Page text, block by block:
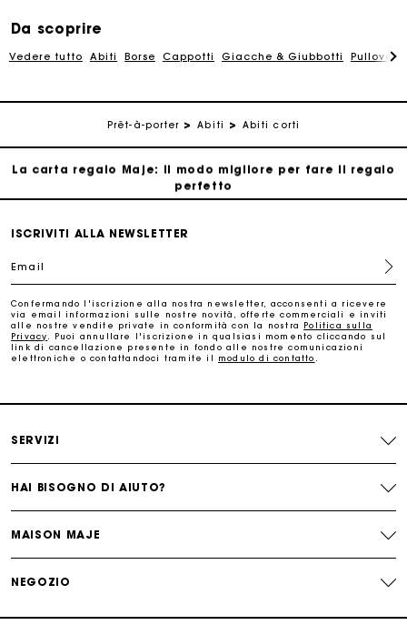
Da scoprire
Vedere tutto Abiti Borse Cappotti Giacche & Giubbotti
Prêt-à-porter Abiti Abiti corti
Traccia il mio ordine
La carta regalo Maje: il modo migliore per fare il regalo
perfetto
Cambi & Resi gratuiti
ISCRIVITI ALLA NEWSLETTER
Email
Confermando l'iscrizione alla nostra newsletter, acconsenti a ricevere
via email informazioni sulle nostre novità, offerte commerciali e inviti
alle nostre vendite private in conformità con la nostra Politica sulla
Privacy
. Puoi annullare l'iscrizione in qualsiasi momento cliccando sul
link di cancellazione presente in fondo alle nostre comunicazioni
elettroniche o contattandoci tramite il modulo di contatto
SERVIZI
HAI BISOGNO DI AIUTO?
MAISON MAJE
NEGOZIO